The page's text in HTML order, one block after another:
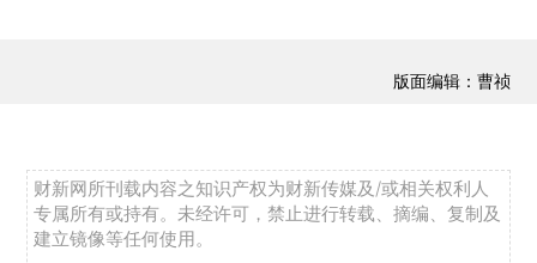
版面编辑：曹祯
财新网所刊载内容之知识产权为财新传媒及/或相关权利人
专属所有或持有。未经许可，禁止进行转载、摘编、复制及
建立镜像等任何使用。